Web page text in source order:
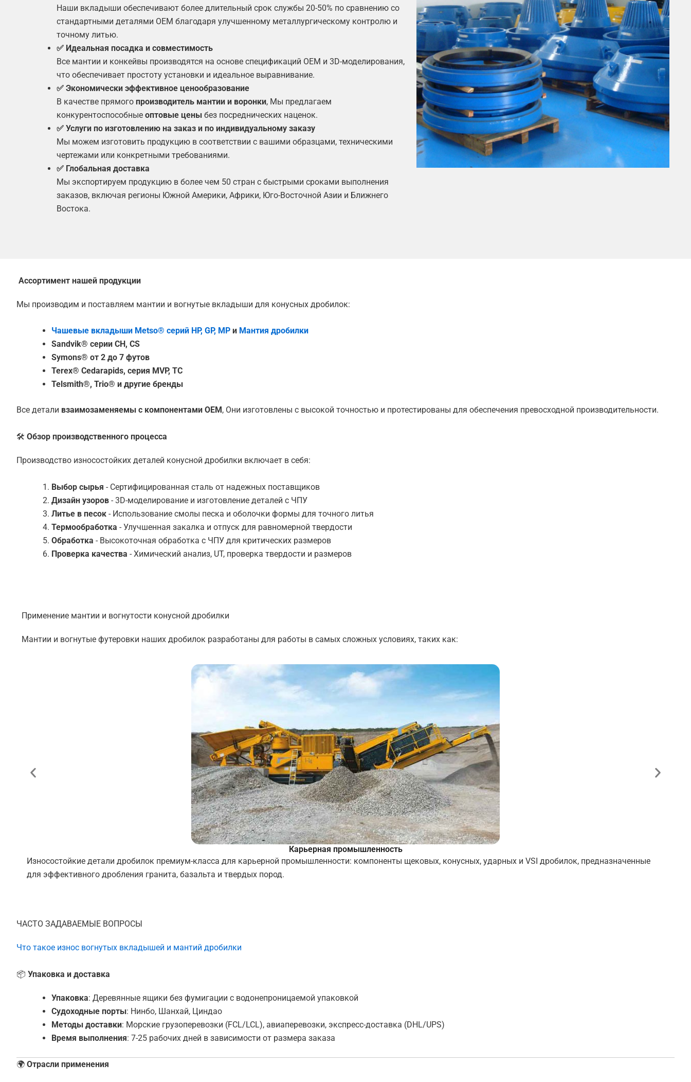
Наши вкладыши обеспечивают более длительный срок службы 20-50% по сравнению со
стандартными деталями OEM благодаря улучшенному металлургическому контролю и
точному литью.
✅ Идеальная посадка и совместимость
Все мантии и конкейвы производятся на основе спецификаций OEM и 3D-моделирования,
что обеспечивает простоту установки и идеальное выравнивание.
✅ Экономически эффективное ценообразование
В качестве прямого производитель мантии и воронки, Мы предлагаем
конкурентоспособные оптовые цены без посреднических наценок.
✅ Услуги по изготовлению на заказ и по индивидуальному заказу
Мы можем изготовить продукцию в соответствии с вашими образцами, техническими
чертежами или конкретными требованиями.
✅ Глобальная доставка
Мы экспортируем продукцию в более чем 50 стран с быстрыми сроками выполнения
заказов, включая регионы Южной Америки, Африки, Юго-Восточной Азии и Ближнего
Востока.
Ассортимент нашей продукции
Мы производим и поставляем мантии и вогнутые вкладыши для конусных дробилок:
Чашевые вкладыши Metso® серий HP, GP, MP и Мантия дробилки
Sandvik® серии CH, CS
Symons® от 2 до 7 футов
Terex® Cedarapids, серия MVP, TC
Telsmith®, Trio® и другие бренды
Все детали взаимозаменяемы с компонентами OEM , Они изготовлены с высокой точностью и протестированы для обеспечения превосходной производительности.
🛠 Обзор производственного процесса
Производство износостойких деталей конусной дробилки включает в себя:
Выбор сырья - Сертифицированная сталь от надежных поставщиков
Дизайн узоров - 3D-моделирование и изготовление деталей с ЧПУ
Литье в песок - Использование смолы песка и оболочки формы для точного литья
Термообработка - Улучшенная закалка и отпуск для равномерной твердости
Обработка - Высокоточная обработка с ЧПУ для критических размеров
Проверка качества - Химический анализ, UT, проверка твердости и размеров
Применение мантии и вогнутости конусной дробилки
Мантии и вогнутые футеровки наших дробилок разработаны для работы в самых сложных условиях, таких как:
Карьерная промышленность
Износостойкие детали дробилок премиум-класса для карьерной промышленности: компоненты щековых, конусных, ударных и VSI дробилок, предназначенные
для эффективного дробления гранита, базальта и твердых пород.
ЧАСТО ЗАДАВАЕМЫЕ ВОПРОСЫ
Что такое износ вогнутых вкладышей и мантий дробилки
📦 Упаковка и доставка
Упаковка: Деревянные ящики без фумигации с водонепроницаемой упаковкой
Судоходные порты: Нинбо, Шанхай, Циндао
Методы доставки: Морские грузоперевозки (FCL/LCL), авиаперевозки, экспресс-доставка (DHL/UPS)
Время выполнения: 7-25 рабочих дней в зависимости от размера заказа
🌍 Отрасли применения